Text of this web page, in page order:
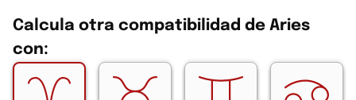
Calcula otra compatibilidad de Aries
con: